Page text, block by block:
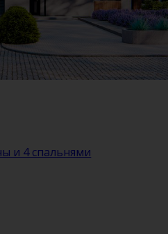
и 4 спальнями